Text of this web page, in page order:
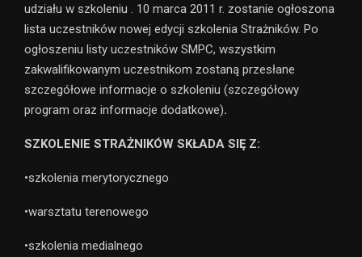
udziału w szkoleniu . 10 marca 2011 r. zostanie ogłoszona
lista uczestników nowej edycji szkolenia Strażników. Po
ogłoszeniu listy uczestników SMPC, wszystkim
zakwalifikowanym uczestnikom zostaną przesłane
szczegółowe informacje o szkoleniu (szczegółowy
program oraz informacje dodatkowe).
SZKOLENIE STRAŻNIKÓW SKŁADA SIĘ Z:
•szkolenia merytorycznego
•warsztatu terenowego
•szkolenia medialnego